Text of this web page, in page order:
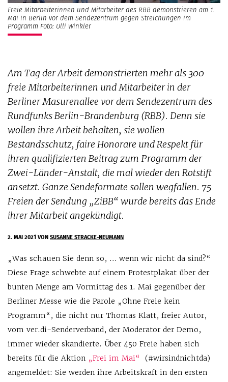
Freie Mitarbeiterinnen und Mitarbeiter des RBB demonstrieren am 1.
Mai in Berlin vor dem Sendezentrum gegen Streichungen im
Programm Foto: Ulli Winkler
Am Tag der Arbeit demonstrierten mehr als 300
freie Mitarbeiterinnen und Mitarbeiter in der
Berliner Masurenallee vor dem Sendezentrum des
Rundfunks Berlin-Brandenburg (RBB). Denn sie
wollen ihre Arbeit behalten, sie wollen
Bestandsschutz, faire Honorare und Respekt für
ihren qualifizierten Beitrag zum Programm der
Zwei-Länder-Anstalt, die mal wieder den Rotstift
ansetzt. Ganze Sendeformate sollen wegfallen. 75
Freien der Sendung „ZiBB“ wurde bereits das Ende
ihrer Mitarbeit angekündigt.
2. MAI 2021VONSUSANNE STRACKE-NEUMANN
„Was schauen Sie denn so, … wenn wir nicht da sind?“
Diese Frage schwebte auf einem Protestplakat über der
bunten Menge am Vormittag des 1. Mai gegenüber der
Berliner Messe wie die Parole „Ohne Freie kein
Programm“, die nicht nur Thomas Klatt, freier Autor,
vom ver.di-Senderverband, der Moderator der Demo,
immer wieder skandierte. Über 450 Freie haben sich
bereits für die Aktion „Frei im Mai“
(#wirsindnichtda)
angemeldet: Sie werden ihre Arbeitskraft in den ersten